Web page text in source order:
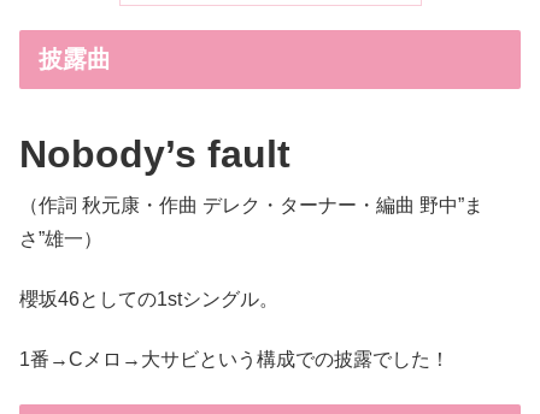
披露曲
Nobody’s fault
（作詞 秋元康・作曲 デレク・ターナー・編曲 野中”ま
さ”雄一）
櫻坂46としての1stシングル。
1番→Cメロ→大サビという構成での披露でした！